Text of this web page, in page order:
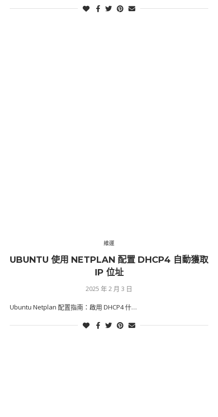
維運
UBUNTU 使用 NETPLAN 配置 DHCP4 自動獲取
IP 位址
2025 年 2 月 3 日
Ubuntu Netplan 配置指南：啟用 DHCP4 什…